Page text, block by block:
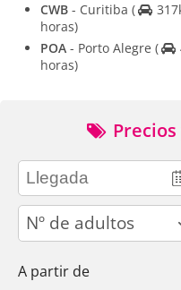
CWB - Curitiba (
horas)
POA - Porto Alegre (
horas)
adults
A partir de